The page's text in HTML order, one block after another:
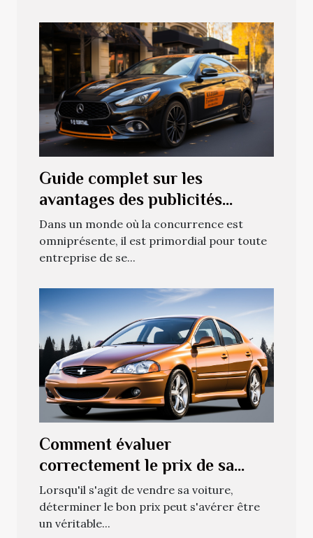
Guide complet sur les
avantages des publicités
magnétiques pour augmenter
la visibilité de votre entreprise
Dans un monde où la concurrence est
omniprésente, il est primordial pour toute
entreprise de se...
Comment évaluer
correctement le prix de sa
voiture pour une vente rapide
Lorsqu'il s'agit de vendre sa voiture,
déterminer le bon prix peut s'avérer être
un véritable...